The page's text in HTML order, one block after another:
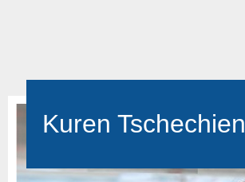
Kuren Tschechien